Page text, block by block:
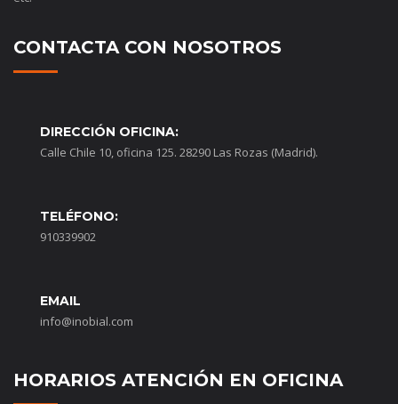
CONTACTA CON NOSOTROS
DIRECCIÓN OFICINA:
Calle Chile 10, oficina 125. 28290 Las Rozas (Madrid).
TELÉFONO:
910339902
EMAIL
info@inobial.com
HORARIOS ATENCIÓN EN OFICINA